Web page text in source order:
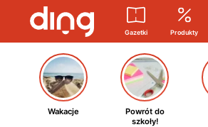
Gazetki Produkty
Wakacje
Powrót do
szkoły!